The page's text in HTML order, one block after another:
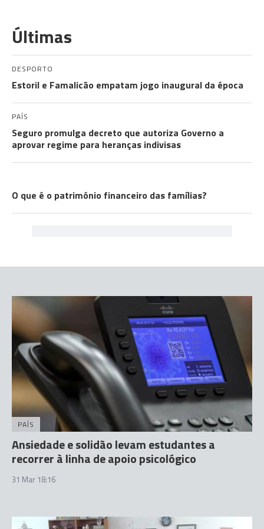
Últimas
DESPORTO
Estoril e Famalicão empatam jogo inaugural da época
PAÍS
Seguro promulga decreto que autoriza Governo a
aprovar regime para heranças indivisas
O que é o património financeiro das famílias?
PAÍS
Ansiedade e solidão levam estudantes a
recorrer à linha de apoio psicológico
31 Mar 18:16